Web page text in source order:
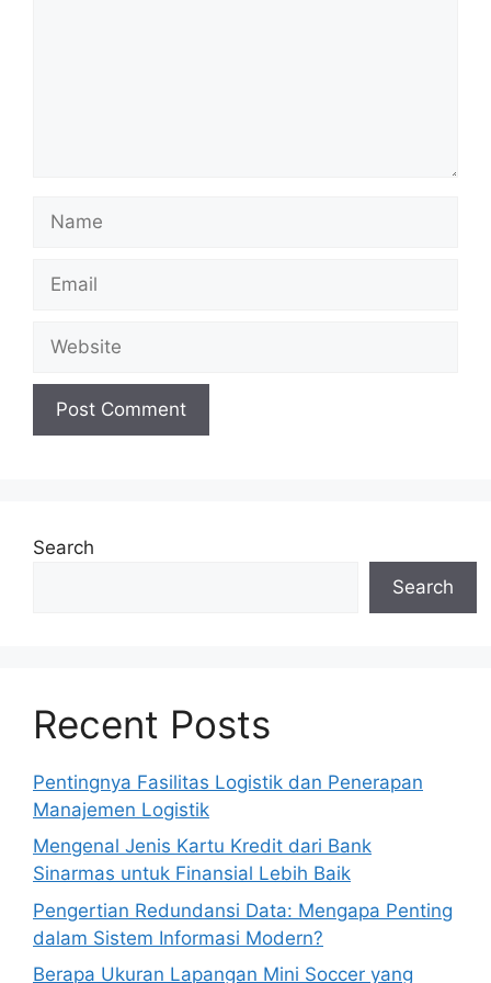
Search
Search
Recent Posts
Pentingnya Fasilitas Logistik dan Penerapan
Manajemen Logistik
Mengenal Jenis Kartu Kredit dari Bank
Sinarmas untuk Finansial Lebih Baik
Pengertian Redundansi Data: Mengapa Penting
dalam Sistem Informasi Modern?
Berapa Ukuran Lapangan Mini Soccer yang